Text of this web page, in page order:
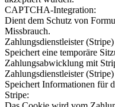
CAPTCHA-Integration:
Dient dem Schutz von
Missbrauch.
Zahlungsdienstleister (Stripe)
Speichert eine temporäre
Zahlungsabwicklung mit
Zahlungsdienstleister
Speichert Informationen für
Stripe: